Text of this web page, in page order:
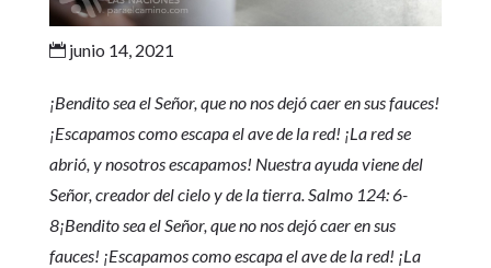
junio 14, 2021
¡Bendito sea el Señor, que no nos dejó caer en sus fauces!
¡Escapamos como escapa el ave de la red! ¡La red se
abrió, y nosotros escapamos! Nuestra ayuda viene del
Señor, creador del cielo y de la tierra. Salmo 124: 6-
8¡Bendito sea el Señor, que no nos dejó caer en sus
fauces! ¡Escapamos como escapa el ave de la red! ¡La